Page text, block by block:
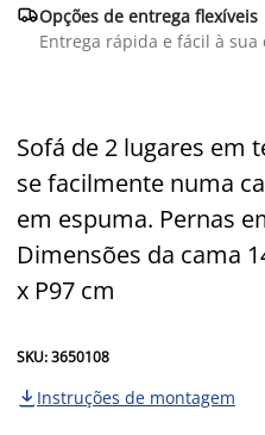
Opções de entrega flexíveis
Entrega rápida e fácil à sua
Sofá de 2 lugares em
se facilmente numa
em espuma. Pernas
Dimensões da cama
x P97 cm
SKU: 3650108
 Instruções de montagem